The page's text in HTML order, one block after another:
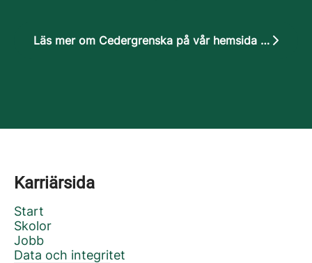
Läs mer om Cedergrenska på vår hemsida cedergrenska.se
Karriärsida
Start
Skolor
Jobb
Data och integritet